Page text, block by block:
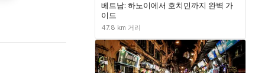
베트남: 하노이에서 호치민까지 완벽 가
이드
47.8 km 거리